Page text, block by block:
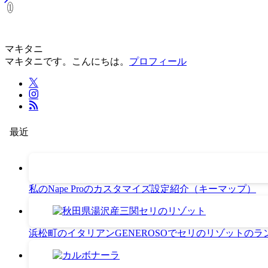
1
マキタニ
マキタニです。こんにちは。 プロフィール
最近
私のNape Proのカスタマイズ設定紹介（キーマップ）
浜松町のイタリアンGENEROSOでセリのリゾットのラ